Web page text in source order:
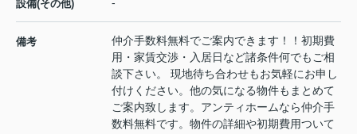
設備(その他) -
備考
仲介手数料無料でご案内できます！！初期費
用・家賃交渉・入居日など諸条件何でもご相
談下さい。 現地待ち合わせもお気軽にお申し
付けください。他の気になる物件もまとめて
ご案内致します。アンティホームなら仲介手
数料無料です。物件の詳細や初期費用ついて